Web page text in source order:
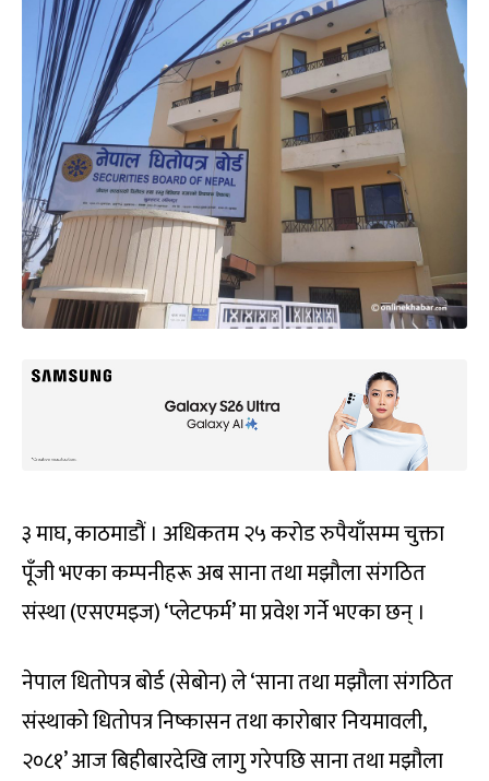
३ माघ, काठमाडौं । अधिकतम २५ करोड रुपैयाँसम्म चुक्ता
पूँजी भएका कम्पनीहरू अब साना तथा मझौला संगठित
संस्था (एसएमइज) ‘प्लेटफर्म’ मा प्रवेश गर्ने भएका छन् ।
नेपाल धितोपत्र बोर्ड (सेबोन) ले ‘साना तथा मझौला संगठित
संस्थाको धितोपत्र निष्कासन तथा कारोबार नियमावली,
२०८१’ आज बिहीबारदेखि लागु गरेपछि साना तथा मझौला